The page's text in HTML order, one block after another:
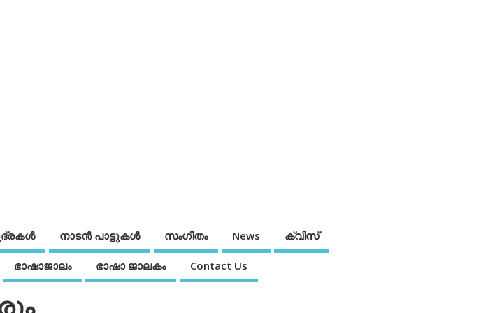
നാടന്‍ പാട്ടുകള്‍ സംഗീതം News ക്വിസ്
ഭാഷാജാലം ഭാഷാ ജാലകം Contact Us